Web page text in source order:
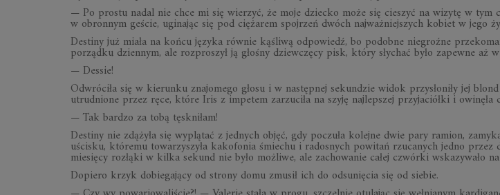
— Po prostu nadal nie chce mi się wierzyć, że moje dziecko może się cieszyć na wizytę w tym
w obronnym geście, uginając się pod ciężarem spojrzeń dwóch najważniejszych kobiet w jego
Destiny już miała na końcu języka równie kąśliwą odpowiedź, bo podobne niegroźne
porządku dziennym, ale rozproszył ją głośny dziewczęcy pisk, który słychać było zapewne aż
— Dessie!
Odwróciła się w kierunku znajomego głosu i w następnej sekundzie widok przysłoniły jej blond
utrudnione przez ręce, które Iris z impetem zarzuciła na szyję najlepszej przyjaciółki i owinęła
— Tak bardzo za tobą tęskniłam!
Destiny nie zdążyła się wyplątać z jednych objęć, gdy poczuła kolejne dwie pary ramion,
uścisku, któremu towarzyszyła kakofonia śmiechu i radosnych powitań rzucanych jedno
miesięcy rozłąki w kilka sekund nie było możliwe, ale zachowanie całej czwórki wskazywało
Dopiero krzyk dobiegający od strony domu zmusił ich do odsunięcia się od siebie.